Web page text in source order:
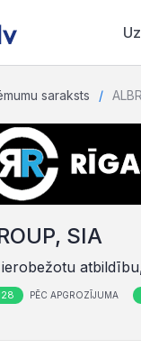
saraksts
SIA
PĒC APGROZĪJUMA